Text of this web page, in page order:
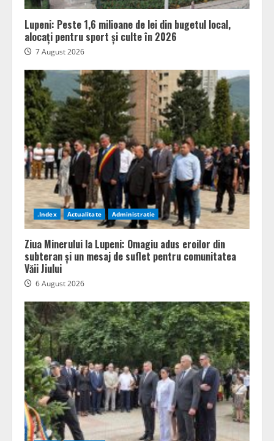
Lupeni: Peste 1,6 milioane de lei din bugetul local,
alocați pentru sport și culte în 2026
7 August 2026
.Index Actualitate Administratie
Ziua Minerului la Lupeni: Omagiu adus eroilor din
subteran și un mesaj de suflet pentru comunitatea
Văii Jiului
6 August 2026